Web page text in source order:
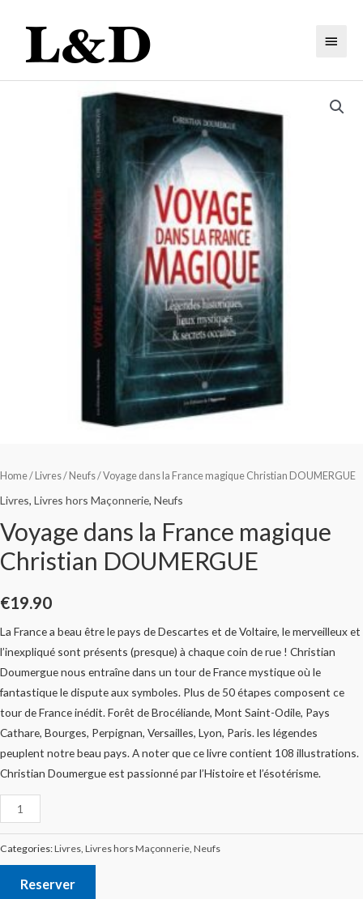
Home/ Livres/ Neufs/ Voyage dans la France magique Christian DOUMERGUE
Livres, Livres hors Maçonnerie, Neufs
Voyage dans la France magique
Christian DOUMERGUE
€19.90
La France a beau être le pays de Descartes et de Voltaire, le merveilleux et
l’inexpliqué sont présents (presque) à chaque coin de rue ! Christian
Doumergue nous entraîne dans un tour de France mystique où le
fantastique le dispute aux symboles. Plus de 50 étapes composent ce
tour de France inédit. Forêt de Brocéliande, Mont Saint-Odile, Pays
Cathare, Bourges, Perpignan, Versailles, Lyon, Paris. les légendes
peuplent notre beau pays. A noter que ce livre contient 108 illustrations.
Christian Doumergue est passionné par l’Histoire et l’ésotérisme.
Categories:Livres Livres hors Maçonnerie Neufs
Reserver